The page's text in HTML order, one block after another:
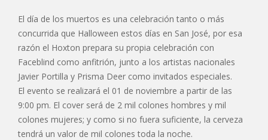
El día de los muertos es una celebración tanto o más
concurrida que Halloween estos días en San José, por esa
razón el Hoxton prepara su propia celebración con
Faceblind como anfitrión, junto a los artistas nacionales
Javier Portilla y Prisma Deer como invitados especiales.
El evento se realizará el 01 de noviembre a partir de las
9:00 pm. El cover será de 2 mil colones hombres y mil
colones mujeres; y como si no fuera suficiente, la cerveza
tendrá un valor de mil colones toda la noche.